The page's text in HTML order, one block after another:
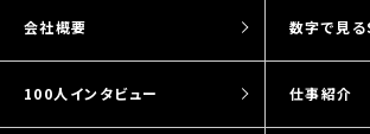
会社概要 数字で見
100人インタビュー 仕事紹介